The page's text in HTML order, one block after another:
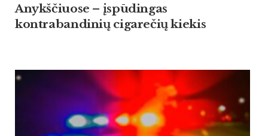
Anykščiuose – įspūdingas
kontrabandinių cigarečių kiekis